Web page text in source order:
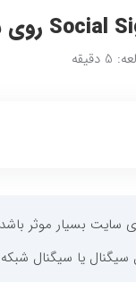
5 دقیقه
سایت بسیار موثر
یا سیگنال